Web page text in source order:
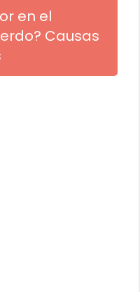
en el
Causas